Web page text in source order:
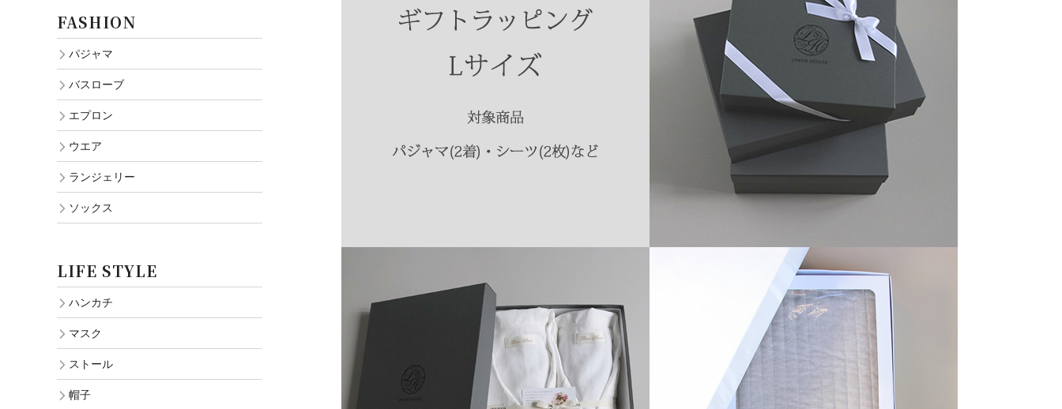
FASHION
パジャマ
バスローブ
エプロン
ウエア
ランジェリー
ソックス
LIFE STYLE
ハンカチ
マスク
ストール
帽子